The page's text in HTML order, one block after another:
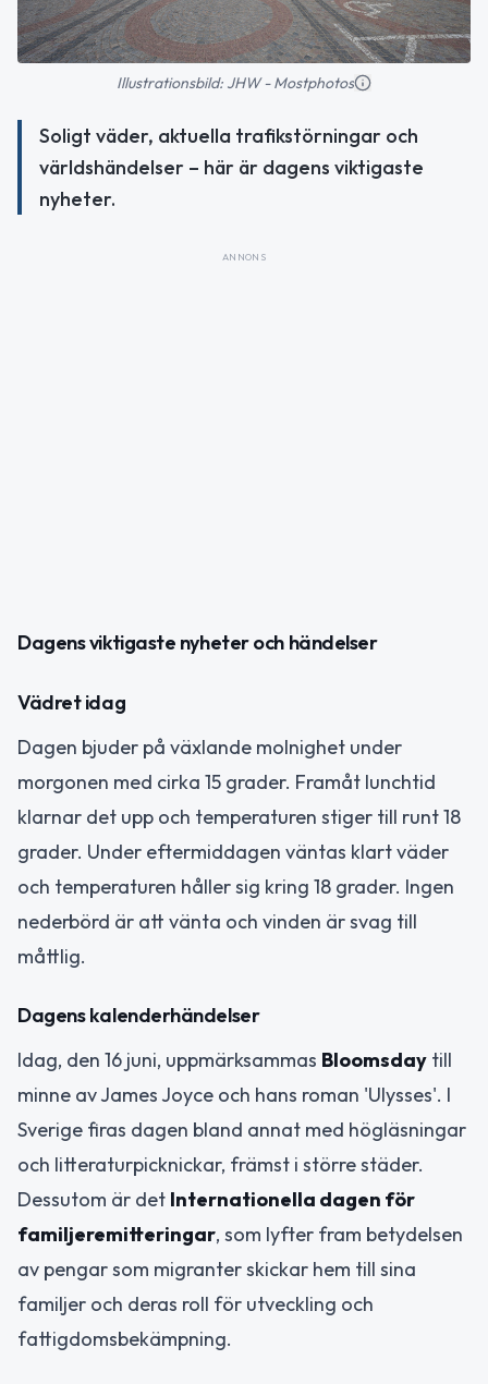
Illustrationsbild: JHW - Mostphotos
Soligt väder, aktuella trafikstörningar och
världshändelser – här är dagens viktigaste
nyheter.
ANNONS
Dagens viktigaste nyheter och händelser
Vädret idag
Dagen bjuder på växlande molnighet under
morgonen med cirka 15 grader. Framåt lunchtid
klarnar det upp och temperaturen stiger till runt 18
grader. Under eftermiddagen väntas klart väder
och temperaturen håller sig kring 18 grader. Ingen
nederbörd är att vänta och vinden är svag till
måttlig.
Dagens kalenderhändelser
Idag, den 16 juni, uppmärksammas Bloomsday till
minne av James Joyce och hans roman 'Ulysses'. I
Sverige firas dagen bland annat med högläsningar
och litteraturpicknickar, främst i större städer.
Dessutom är det Internationella dagen för
familjeremitteringar, som lyfter fram betydelsen
av pengar som migranter skickar hem till sina
familjer och deras roll för utveckling och
fattigdomsbekämpning.